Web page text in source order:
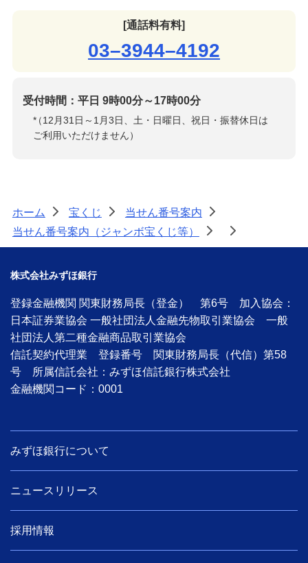
[通話料有料]
03–3944–4192
受付時間：平日 9時00分～17時00分
*
（12月31日～1月3日、土・日曜日、祝日・振替休日は
ご利用いただけません）
ホーム > 宝くじ > 当せん番号案内
>
当せん番号案内（ジャンボ宝くじ等）
> >
株式会社みずほ銀行
登録金融機関 関東財務局長（登金） 第6号 加入協会：
日本証券業協会 一般社団法人金融先物取引業協会 一般
社団法人第二種金融商品取引業協会
信託契約代理業 登録番号 関東財務局長（代信）第58
号 所属信託会社：みずほ信託銀行株式会社
金融機関コード：0001
みずほ銀行について
ニュースリリース
採用情報